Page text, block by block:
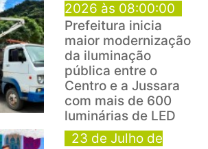
2026 às 08:00:00
Prefeitura inicia
maior modernização
da iluminação
pública entre o
Centro e a Jussara
com mais de 600
luminárias de LED
23 de Julho de